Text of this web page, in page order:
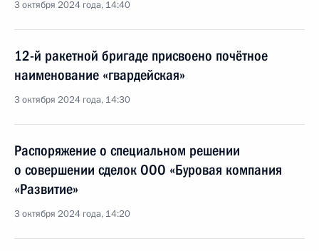
3 октября 2024 года, 14:40
12-й ракетной бригаде присвоено почётное
наименование «гвардейская»
3 октября 2024 года, 14:30
Распоряжение о специальном решении
о совершении сделок ООО «Буровая компания
«Развитие»
3 октября 2024 года, 14:20